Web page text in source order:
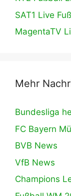
SAT1 Live
MagentaTV
Mehr
Bundesliga
FC Bayern
BVB News
VfB News
Champions